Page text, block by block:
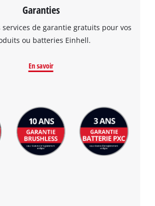
Garanties
services de garantie gratuits pour vos
ou batteries Einhell.
En savoir